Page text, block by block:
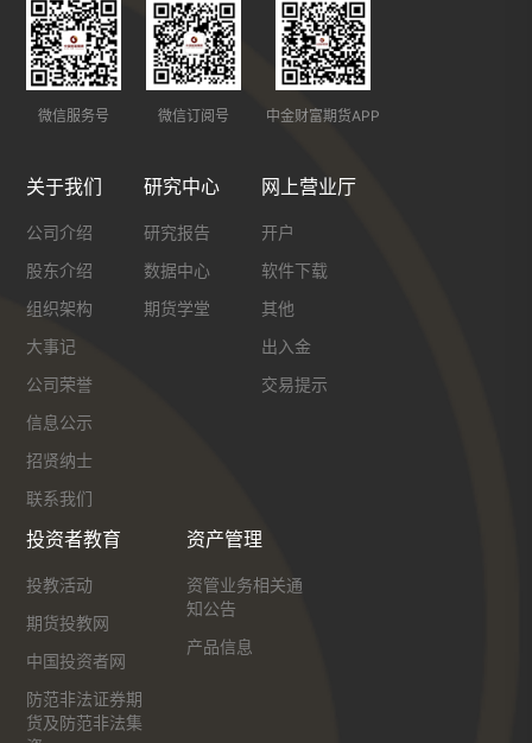
微信服务号 微信订阅号 中金财富期货APP
关于我们
公司介绍
股东介绍
组织架构
大事记
公司荣誉
信息公示
招贤纳士
联系我们
研究中心
研究报告
数据中心
期货学堂
网上营业厅
开户
软件下载
其他
出入金
交易提示
投资者教育
投教活动
期货投教网
中国投资者网
防范非法证券期
货及防范非法集
资产管理
资管业务相关通
知公告
产品信息